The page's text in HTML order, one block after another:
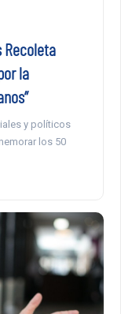
Recoleta
la
y políticos
los 50